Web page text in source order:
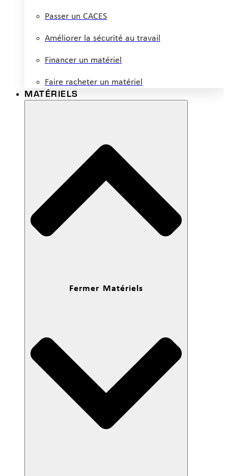
Passer un CACES
Améliorer la sécurité au travail
Financer un matériel
Faire racheter un matériel
MATÉRIELS
Fermer Matériels